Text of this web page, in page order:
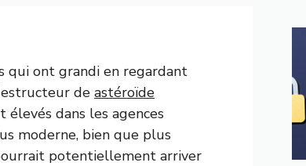
qui ont grandi en regardant
de astéroïde
dans les agences
moderne, bien que plus
potentiellement arriver